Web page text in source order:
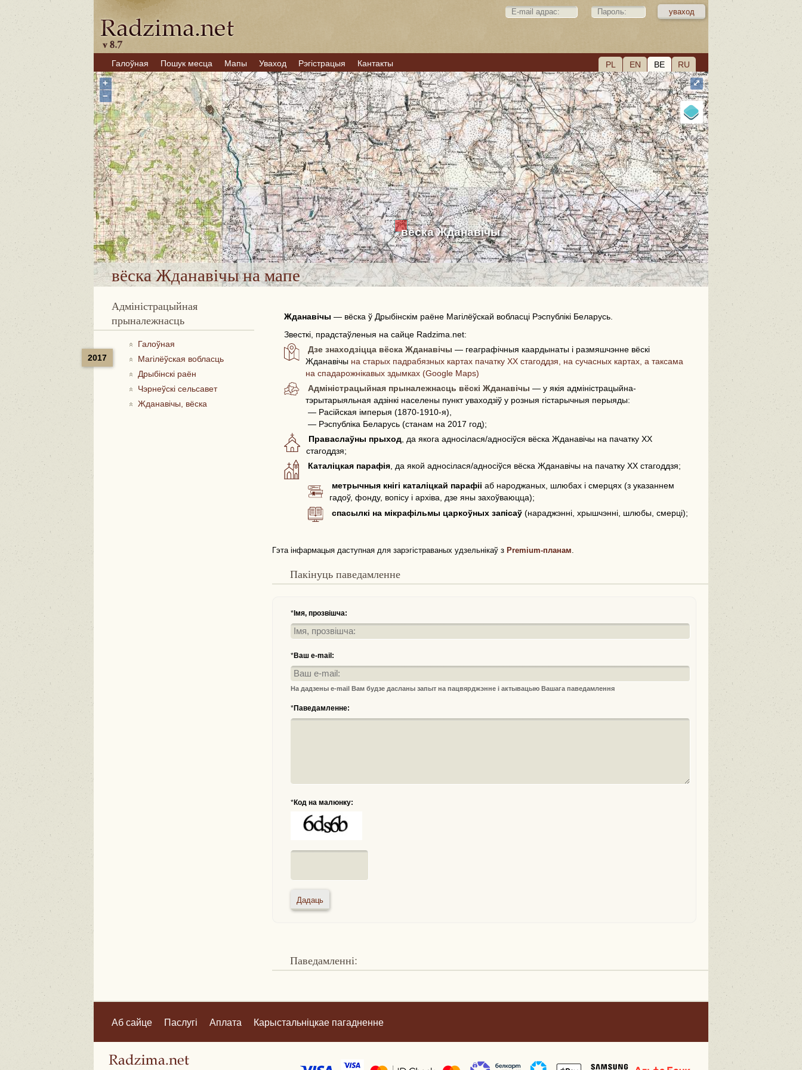
PL EN BE RU
Галоўная Пошук месца Мапы Уваход Рэгістрацыя Кантакты
вёска Жданавічы
+
−
⤢
вёска Жданавічына мапе
Адміністрацыйная
прыналежнасць
2017
Галоўная
Магілёўская вобласць
Дрыбінскі раён
Чэрнеўскі сельсавет
Жданавічы, вёска
Жданавічы — вёска ў Дрыбінскім раёне Магілёўскай вобласці Рэспублікі Беларусь.
Звесткі, прадстаўленыя на сайце Radzima.net:
Дзе знаходзіцца вёска Жданавічы — геаграфічныя каардынаты і размяшчэнне вёскі
Жданавічы на старых падрабязных картах пачатку ХХ стагоддзя, на сучасных картах, а таксама
на спадарожнікавых здымках (Google Maps)
Адміністрацыйная прыналежнасць вёскі Жданавічы — у якія адміністрацыйна-
тэрытарыяльная адзінкі населены пункт уваходзіў у розныя гістарычныя перыяды:
— Расійская імперыя (1870-1910-я),
— Рэспубліка Беларусь (станам на 2017 год);
Праваслаўны прыход , да якога адносілася/адносіўся вёска Жданавічы на пачатку ХХ
стагоддзя;
Каталіцкая парафія , да якой адносілася/адносіўся вёска Жданавічы на пачатку ХХ стагоддзя;
метрычныя кнігі каталіцкай парафіі аб народжаных, шлюбах і смерцях (з указаннем
гадоў, фонду, вопісу і архіва, дзе яны захоўваюцца);
спасылкі на мікрафільмы царкоўных запісаў (нараджэнні, хрышчэнні, шлюбы, смерці);
Гэта інфармацыя даступная для зарэгістраваных удзельнікаў з Premium-планам
Пакінуць паведамленне
*Імя, прозвішча:
*Ваш e-mail:
На дадзены e-mail Вам будзе дасланы запыт на пацвярджэнне і актывацыю Вашага паведамлення
*Паведамленне:
*Код на малюнку:
Паведамленні:
Аб сайце Паслугі Аплата Карыстальніцкае пагадненне